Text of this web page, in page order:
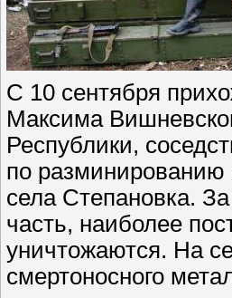
С 10 сентября
Максима
Республики,
по разминированию
села Степановка.
часть, наиболее
уничтожаются. На
смертоносного